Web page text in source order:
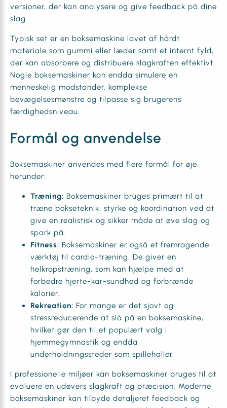
versioner, der kan analysere og give feedback på dine
slag.
Typisk set er en boksemaskine lavet af hårdt
materiale som gummi eller læder samt et internt fyld,
der kan absorbere og distribuere slagkraften effektivt.
Nogle boksemaskiner kan endda simulere en
menneskelig modstander, komplekse
bevægelsesmønstre og tilpasse sig brugerens
færdighedsniveau.
Formål og anvendelse
Boksemaskiner anvendes med flere formål for øje,
herunder:
Træning: Boksemaskiner bruges primært til at
træne bokseteknik, styrke og koordination ved at
give en realistisk og sikker måde at øve slag og
spark på.
Fitness: Boksemaskiner er også et fremragende
værktøj til cardio-træning. De giver en
helkropstræning, som kan hjælpe med at
forbedre hjerte-kar-sundhed og forbrænde
kalorier.
Rekreation: For mange er det sjovt og
stressreducerende at slå på en boksemaskine,
hvilket gør den til et populært valg i
hjemmegymnastik og endda
underholdningssteder som spillehaller.
I professionelle miljøer kan boksemaskiner bruges til at
evaluere en udøvers slagkraft og præcision. Moderne
boksemaskiner kan tilbyde detaljeret feedback og